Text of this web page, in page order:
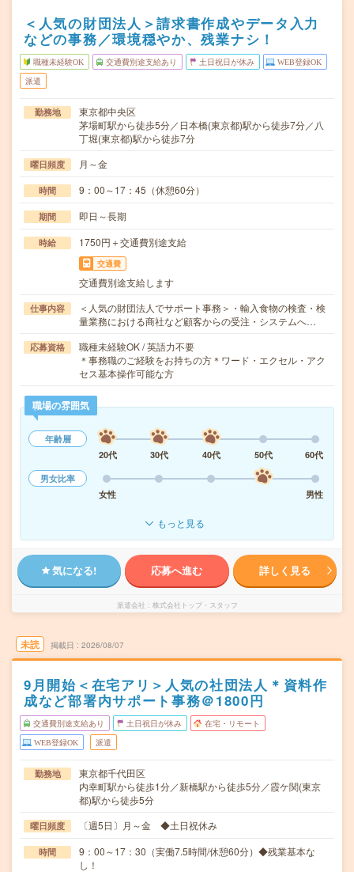
＜人気の財団法人＞請求書作成やデータ入力
などの事務／環境穏やか、残業ナシ！
職種未経験OK 交通費別途支給あり 土日祝日が休み WEB登録OK
派遣
勤務地
東京都中央区
茅場町駅から徒歩5分／日本橋(東京都)駅から徒歩7分／八
丁堀(東京都)駅から徒歩7分
曜日頻度 月～金
時間 9：00～17：45（休憩60分）
期間 即日～長期
時給 1750円＋交通費別途支給
交通費
交通費別途支給します
仕事内容
＜人気の財団法人でサポート事務＞・輸入食物の検査・検
量業務における商社など顧客からの受注・システムへ…
応募資格
職種未経験OK / 英語力不要
＊事務職のご経験をお持ちの方＊ワード・エクセル・アク
セス基本操作可能な方
職場の雰囲気
年齢層
20代
30代 40代 50代
60代
男女比率
女性
男性
もっと見る
気になる! 応募へ進む 詳しく見る
派遣会社 株式会社トップ・スタッフ
未読 掲載日 2026/08/07
9月開始＜在宅アリ＞人気の社団法人＊資料作
成など部署内サポート事務＠1800円
交通費別途支給あり 土日祝日が休み 在宅・リモート
WEB登録OK 派遣
勤務地
東京都千代田区
内幸町駅から徒歩1分／新橋駅から徒歩5分／霞ケ関(東京
都)駅から徒歩5分
曜日頻度 〔週5日〕月～金 ◆土日祝休み
時間
9：00～17：30（実働7.5時間/休憩60分）◆残業基本な
し！